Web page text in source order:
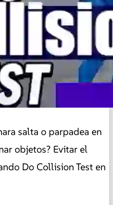
salta o parpadea en
objetos? Evitar el
Do Collision Test en